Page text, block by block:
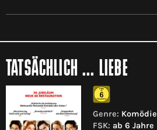
TATSÄCHLICH ... LIEBE
Genre: Komödie
FSK: ab 6 Jahre